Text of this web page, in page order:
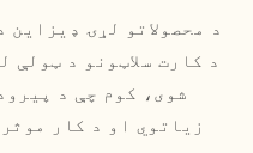
د محصولاتو لړۍ
شوی، کوم چې د
زیاتوي او د کار